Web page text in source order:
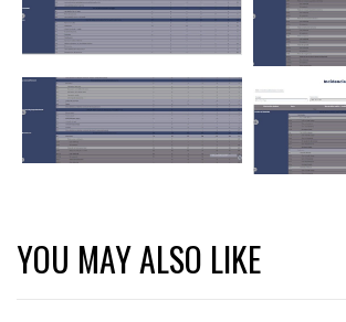
YOU MAY ALSO LIKE